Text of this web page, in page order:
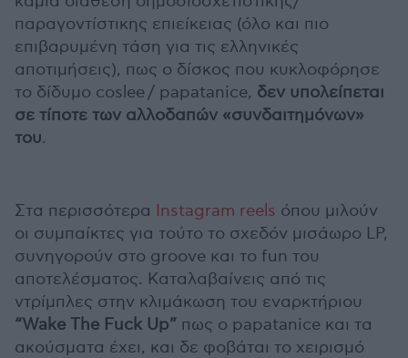
παραγοντίστικης επιείκειας (όλο και πιο
επιβαρυμένη τάση για τις ελληνικές
αποτιμήσεις), πως ο δίσκος που κυκλοφόρησε
το δίδυμο coslee / papatanice, δεν υπολείπεται
σε τίποτε των αλλοδαπών «συνδαιτημόνων»
του.
Στα περισσότερα Instagram reels όπου μιλούν
οι συμπαίκτες για τούτο το σχεδόν μισάωρο LP,
συνηγορούν στο groove και το fun του
αποτελέσματος. Καταλαβαίνεις από τις
ντρίμπλες στην κλιμάκωση του εναρκτήριου
“Wake The Fuck Up” πως ο papatanice και τα
ακούσματα έχει, και δε φοβάται το χειρισμό